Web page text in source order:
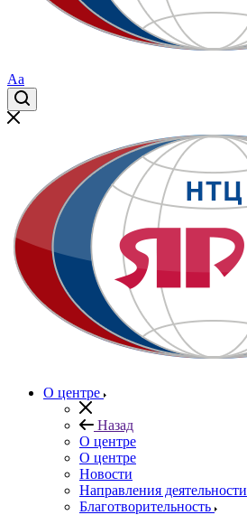
Aa
О центре
Назад
О центре
О центре
Новости
Направления деятельности
Благотворительность